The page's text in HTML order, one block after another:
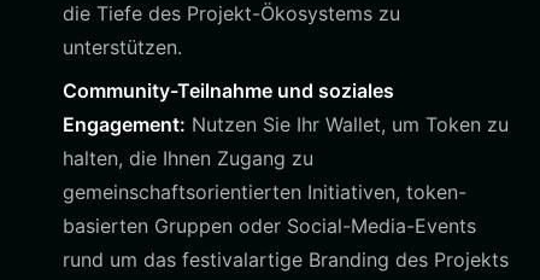
die Tiefe des Projekt-Ökosystems zu
unterstützen.
Community-Teilnahme und soziales
Engagement: Nutzen Sie Ihr Wallet, um Token zu
halten, die Ihnen Zugang zu
gemeinschaftsorientierten Initiativen, token-
basierten Gruppen oder Social-Media-Events
rund um das festivalartige Branding des Projekts